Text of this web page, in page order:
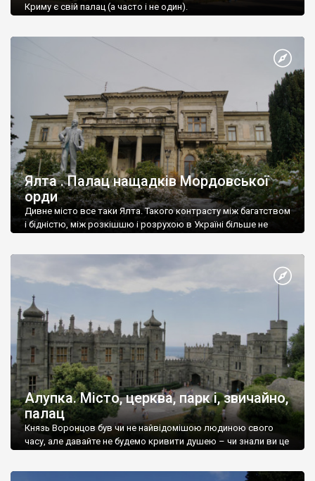
Криму є свій палац (а часто і не один).
Ялта . Палац нащадків Мордовської
орди
Дивне місто все таки Ялта. Такого контрасту між багатством
і бідністю, між розкішшю і розрухою в Україні більше не
Алупка. Місто, церква, парк і, звичайно,
палац
Князь Воронцов був чи не найвідомішою людиною свого
часу, але давайте не будемо кривити душею – чи знали ви це